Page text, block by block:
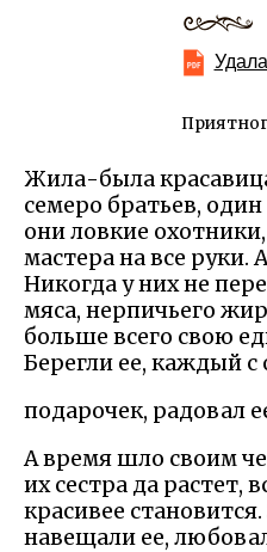
Жила-была
семеро братьев,
они ловкие
мастера на все
Никогда у них не
мяса, нерпичьего
больше всего свою
Берегли ее, каждый
подарочек, радовал
А время шло своим
их сестра да растет,
красивее
навещали ее,